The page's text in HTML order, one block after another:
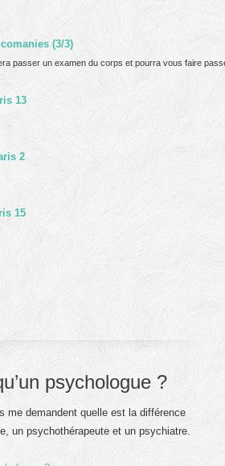
(3/3)
passer un examen du corps et pourra vous faire
13
2
15
psychologue ?
me demandent quelle est la différence
un psychothérapeute et un psychiatre.